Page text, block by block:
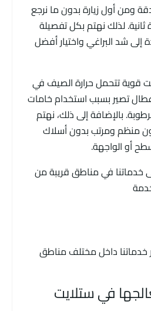
ومن أول زيارة بدون ما نرجع
لذلك نهتم بكل تفصيلة
إلى شد البراغي واختيار أفضل
قوية تتحمل حرارة الصيف في
تصير بسبب استخدام خامات
بالإضافة إلى ذلك، نهتم
منظم ومرتب بدون أسلاك
أو الواجهة.
خدماتنا في مناطق قريبة من
داخل مختلف مناطق
في ستلايت